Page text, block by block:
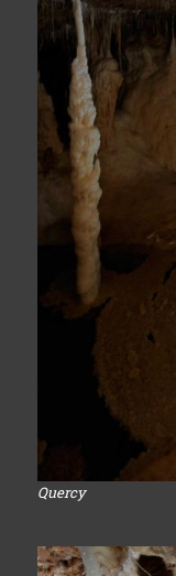
Quercy